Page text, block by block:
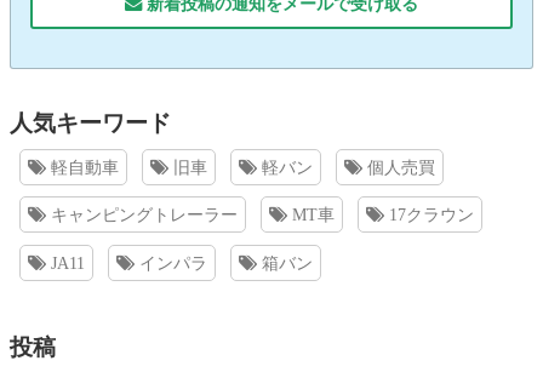
人気キーワード
軽自動車 旧車 軽バン 個人売買
キャンピングトレーラー MT車 17クラウン
JA11 インパラ 箱バン
投稿